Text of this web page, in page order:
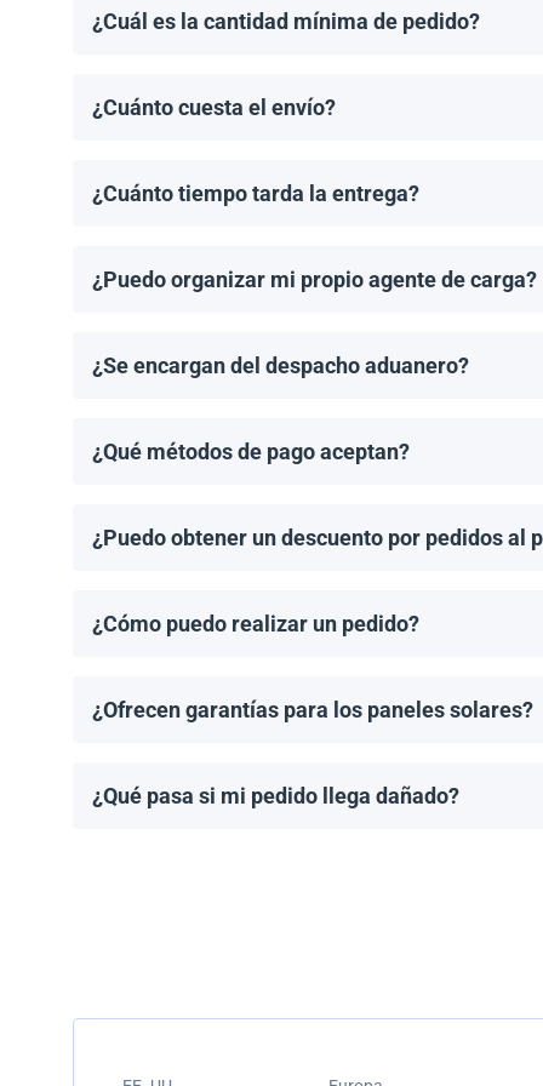
¿Cuál es la cantidad mínima de pedido?
¿Cuánto cuesta el envío?
¿Cuánto tiempo tarda la entrega?
¿Puedo organizar mi propio agente de carga?
¿Se encargan del despacho aduanero?
¿Qué métodos de pago aceptan?
¿Puedo obtener un descuento por pedidos al
¿Cómo puedo realizar un pedido?
¿Ofrecen garantías para los paneles solares?
¿Qué pasa si mi pedido llega dañado?